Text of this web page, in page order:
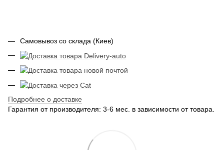
Самовывоз со склада (Киев)
Подробнее о доставке
Гарантия от производителя: 3-6 мес. в зависимости от товара.